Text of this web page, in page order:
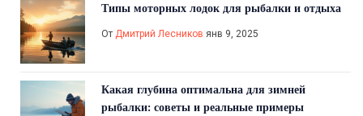
Типы моторных лодок для рыбалки и отдыха
От Дмитрий Лесников янв 9, 2025
Какая глубина оптимальна для зимней
рыбалки: советы и реальные примеры